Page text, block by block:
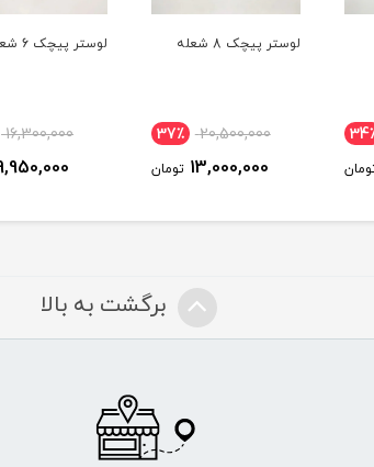
لوستر پیچک 8 شعله
20,500,000 37٪
13,000,000 تومان
لوستر پیچک 6 شعله
16,300,000
برگشت به بالا